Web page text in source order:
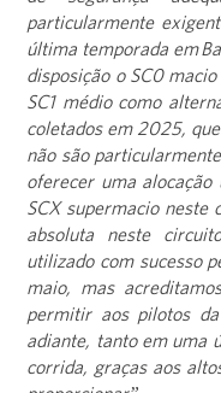
particularmente
última temporada em
disposição o SC0
SC1 médio como
coletados em 2025,
não são
oferecer uma
SCX supermacio
absoluta neste
utilizado com sucesso
maio, mas
permitir aos pilotos
adiante, tanto em uma
corrida, graças aos